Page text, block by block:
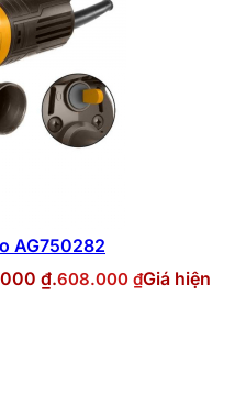
AG750282
₫.608.000 ₫Giá hiện